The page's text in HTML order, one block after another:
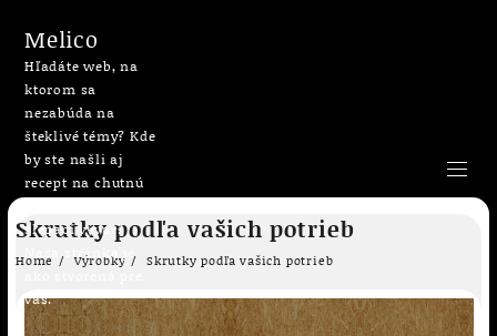
Skip
content
Melico
Hľadáte web, na
ktorom sa
nezabúda na
šteklivé témy? Kde
by ste našli aj
recept na chutnú
slepačí vývar?
Naša stránka je
vás.
Skrutky podľa vašich potrieb
Home Výrobky Skrutky podľa vašich potrieb